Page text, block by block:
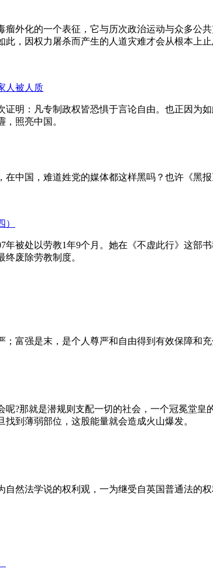
瘤外化的一个表征，它与历次政治运动与众多公
，因权力屠杀而产生的人道灾难才会从根本上止
人被人质
证明：凡专制政权皆恐惧于言论自由。也正因为
照亮中国。
在中国，难道姓党的媒体都这样黑吗？也许《黑
年被处以劳教1年9个月。她在《不虚此行》这
废除劳教制度。
；富强是末，是个人尊严和自由得到有效保障和
呢?那就是潜规则支配一切的社会，一个冠冕堂
到薄弱部位，这股能量就会造成火山爆发。
自然法学说的权利观，一为继受自英国普通法